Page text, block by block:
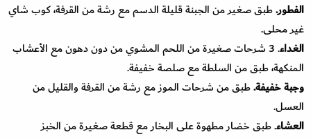
الفطور.طبق صغير من الجبنة قليلة الدسم مع رشة من القرفة، كوب شاي
غير محلى.
الغداء
. 3 شرحات صغيرة من اللحم المشوي من دون دهون مع الأعشاب
المنكهة، طبق من السلطة مع صلصة خفيفة.
وجبة خفيفة.طبق من شرحات الموز مع رشة من القرفة والقليل من
العسل.
العشاء. طبق خضار مطهوة على البخار مع قطعة صغيرة من الخبز